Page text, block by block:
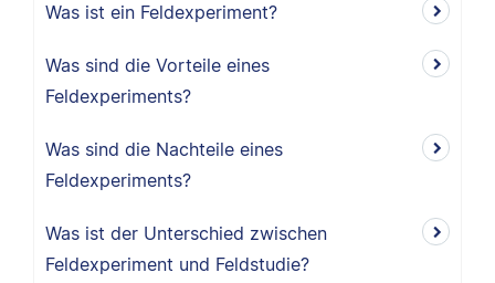
Was ist ein Feldexperiment?
Was sind die Vorteile eines
Feldexperiments?
Was sind die Nachteile eines
Feldexperiments?
Was ist der Unterschied zwischen
Feldexperiment und Feldstudie?